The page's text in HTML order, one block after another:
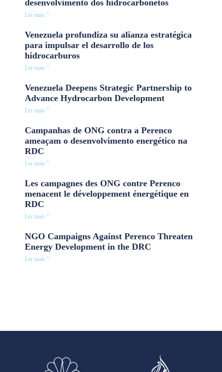
desenvolvimento dos hidrocarbonetos
Ler mais "
Venezuela profundiza su alianza estratégica
para impulsar el desarrollo de los
hidrocarburos
Ler mais "
Venezuela Deepens Strategic Partnership to
Advance Hydrocarbon Development
Ler mais "
Campanhas de ONG contra a Perenco
ameaçam o desenvolvimento energético na
RDC
Ler mais "
Les campagnes des ONG contre Perenco
menacent le développement énergétique en
RDC
Ler mais "
NGO Campaigns Against Perenco Threaten
Energy Development in the DRC
Ler mais "